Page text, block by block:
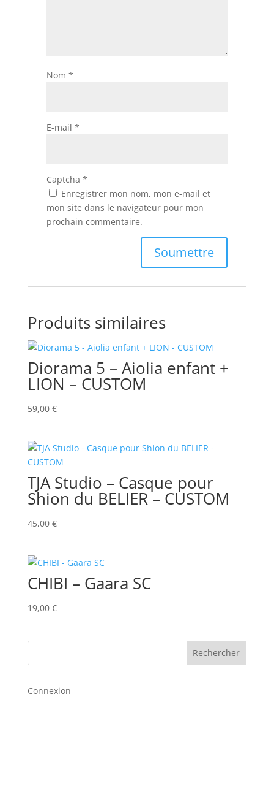
Nom *
E-mail *
Captcha *
Enregistrer mon nom, mon e-mail et
mon site dans le navigateur pour mon
prochain commentaire.
Produits similaires
Diorama 5 – Aiolia enfant +
LION – CUSTOM
59,00 €
TJA Studio – Casque pour
Shion du BELIER – CUSTOM
45,00 €
CHIBI – Gaara SC
19,00 €
Rechercher
Connexion